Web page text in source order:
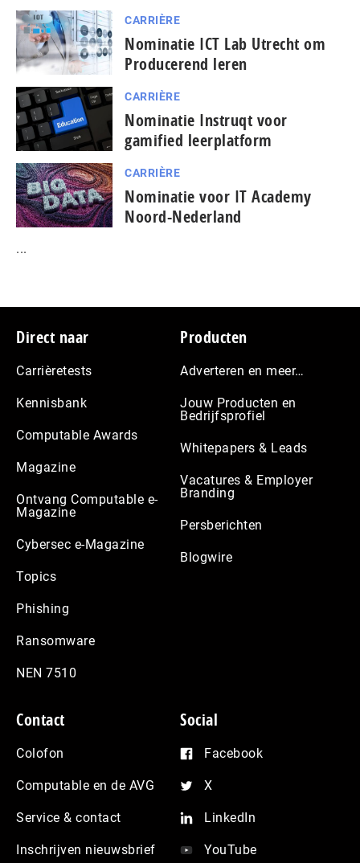
CARRIÈRE
Nominatie ICT Lab Utrecht om
Producerend leren
CARRIÈRE
Nominatie Instruqt voor
gamified leerplatform
CARRIÈRE
Nominatie voor IT Academy
Noord-Nederland
...
Footer
Direct naar
Carrièretests
Kennisbank
Computable Awards
Magazine
Ontvang Computable e-
Magazine
Cybersec e-Magazine
Topics
Phishing
Ransomware
NEN 7510
Producten
Adverteren en meer…
Jouw Producten en
Bedrijfsprofiel
Whitepapers & Leads
Vacatures & Employer
Branding
Persberichten
Blogwire
Contact
Colofon
Computable en de AVG
Service & contact
Inschrijven nieuwsbrief
Social
Facebook
X
LinkedIn
YouTube